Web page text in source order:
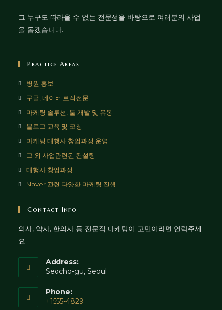
그 누구도 따라올 수 없는 전문성을 바탕으로 여러분의 사업
을 돕겠습니다.
Practice Areas
병원 홍보
구글, 네이버 로직전문
마케팅 솔루션, 툴 개발 및 유통
블로그 교육 및 코칭
마케팅 대행사 창업과정 운영
그 외 사업관련된 컨설팅
대행사 창업과정
Naver 관련 다양한 마케팅 진행
Contact Info
의사, 약사, 한의사 등 전문직 마케팅이 고민이라면 연락주세
요
Address:
Seocho-gu, Seoul
Phone:
+1555-4829